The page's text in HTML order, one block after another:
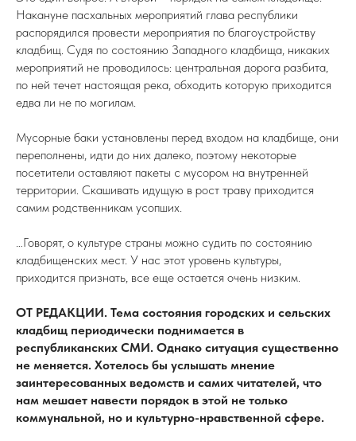
Накануне пасхальных мероприятий глава республики
распорядился провести мероприятия по благоустройству
кладбищ. Судя по состоянию Западного кладбища, никаких
мероприятий не проводилось: центральная дорога разбита,
по ней течет настоящая река, обходить которую приходится
едва ли не по могилам.
Мусорные баки установлены перед входом на кладбище, они
переполнены, идти до них далеко, поэтому некоторые
посетители оставляют пакеты с мусором на внутренней
территории. Скашивать идущую в рост траву приходится
самим родственникам усопших.
…Говорят, о культуре страны можно судить по состоянию
кладбищенских мест. У нас этот уровень культуры,
приходится признать, все еще остается очень низким.
ОТ РЕДАКЦИИ. Тема состояния городских и сельских
кладбищ периодически поднимается в
республиканских СМИ. Однако ситуация существенно
не меняется. Хотелось бы услышать мнение
заинтересованных ведомств и самих читателей, что
нам мешает навести порядок в этой не только
коммунальной, но и культурно-нравственной сфере.